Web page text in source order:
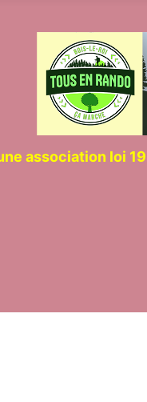
association loi